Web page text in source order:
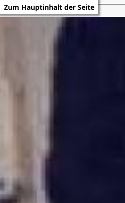
Zum Hauptinhalt der Seite